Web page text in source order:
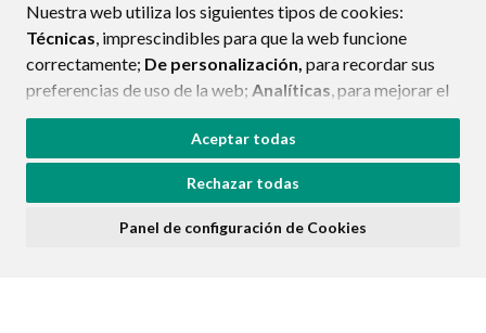
Nuestra web utiliza los siguientes tipos de cookies:
Técnicas, imprescindibles para que la web funcione
correctamente; De personalización, para recordar sus
preferencias de uso de la web; Analíticas, para mejorar el
funcionamiento de la web y sus servicios.
Si acepta pulsando el botón“Aceptar todas”
consideramos que acepta su uso. Si pulsa el botón
ninguna acción, se guardarán las cookies técnicas
Aceptar todas
Rechazar todas
Panel de configuración de Cookies